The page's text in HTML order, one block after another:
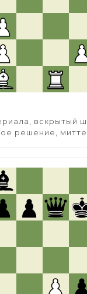
вскрытый
решение,